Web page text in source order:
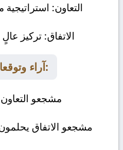
التعاون:
الاتفاق: تركيز عالٍ
آراء وتوقعات المشجعين قبل الصافرة:
مشجعو
مشجعو الاتفاق